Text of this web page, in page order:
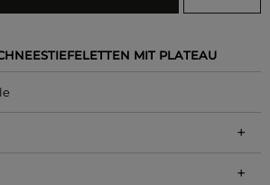
MIT PLATEAU
+
+